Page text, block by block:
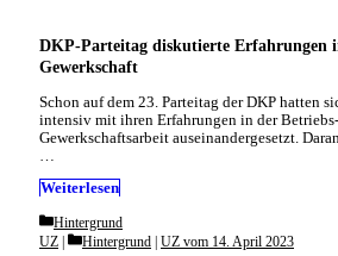
DKP-Parteitag diskutierte Erfahrungen
Gewerkschaft
Schon auf dem 23. Parteitag der DKP hatten
intensiv mit ihren Erfahrungen in der
Gewerkschaftsarbeit auseinandergesetzt.
Weiterlesen
Categories
Hintergrund
UZ Categories
Hintergrund UZ vom 14. April 2023